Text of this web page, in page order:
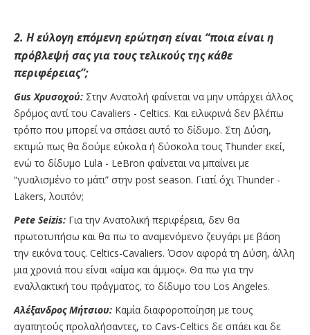
2. Η εύλογη επόμενη ερώτηση είναι “ποια είναι η
πρόβλεψή σας για τους τελικούς της κάθε
περιφέρειας”;
Gus Χρυσοχού: Στην Ανατολή φαίνεται να μην υπάρχει άλλος
δρόμος αντί του Cavaliers - Celtics. Και ειλικρινά δεν βλέπω
τρόπο που μπορεί να σπάσει αυτό το δίδυμο. Στη Δύση,
εκτιμώ πως θα δούμε εύκολα ή δύσκολα τους Thunder εκεί,
ενώ το δίδυμο Lula - LeBron φαίνεται να μπαίνει με
“γυαλισμένο το μάτι” στην post season. Γιατί όχι Thunder -
Lakers, λοιπόν;
Pete Seizis: Για την Ανατολική περιφέρεια, δεν θα
πρωτοτυπήσω και θα πω το αναμενόμενο ζευγάρι με βάση
την εικόνα τους. Celtics-Cavaliers. Όσον αφορά τη Δύση, άλλη
μια χρονιά που είναι «αίμα και άμμος». Θα πω για την
εναλλακτική του πράγματος, το δίδυμο του Los Angeles.
Αλέξανδρος Μήτσιου: Καμία διαφοροποίηση με τους
αγαπητούς προλαλήσαντες, το Cavs-Celtics δε σπάει και δε